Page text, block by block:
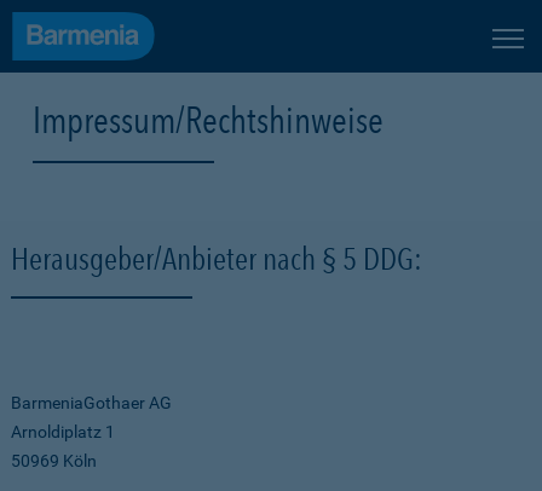
Impressum/Rechtshinweise
Herausgeber/Anbieter nach § 5 DDG:
BarmeniaGothaer AG
Arnoldiplatz 1
50969 Köln